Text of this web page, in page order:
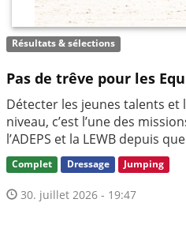
Résultats & sélections
Pas de trêve pour les
Détecter les jeunes talents et
niveau, c’est l’une des
l’ADEPS et la LEWB depuis
Complet Dressage Jumping
30. juillet 2026 - 19:47